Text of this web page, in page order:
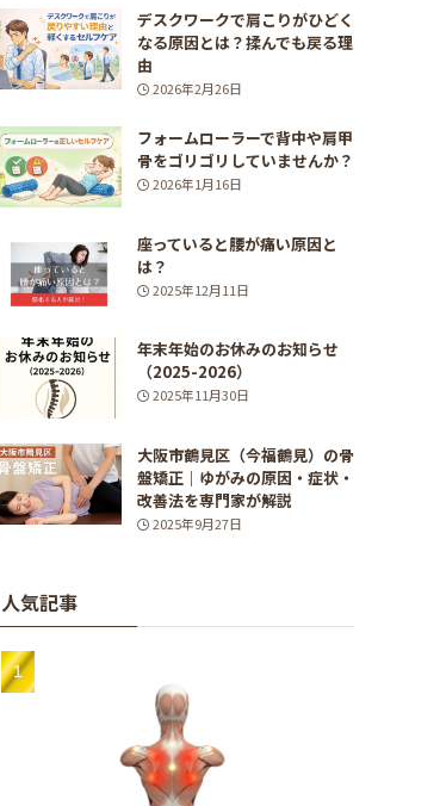
デスクワークで肩こりがひどく
なる原因とは？揉んでも戻る理
由
2026年2月26日
フォームローラーで背中や肩甲
骨をゴリゴリしていませんか？
2026年1月16日
座っていると腰が痛い原因と
は？
2025年12月11日
年末年始のお休みのお知らせ
（2025-2026）
2025年11月30日
大阪市鶴見区（今福鶴見）の骨
盤矯正｜ゆがみの原因・症状・
改善法を専門家が解説
2025年9月27日
人気記事